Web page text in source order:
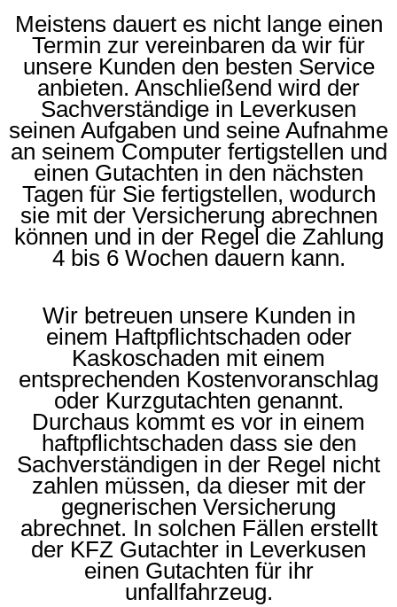
Meistens dauert es nicht lange einen
Termin zur vereinbaren da wir für
unsere Kunden den besten Service
anbieten. Anschließend wird der
Sachverständige in Leverkusen
seinen Aufgaben und seine Aufnahme
an seinem Computer fertigstellen und
einen Gutachten in den nächsten
Tagen für Sie fertigstellen, wodurch
sie mit der Versicherung abrechnen
können und in der Regel die Zahlung
4 bis 6 Wochen dauern kann.
Wir betreuen unsere Kunden in
einem Haftpflichtschaden oder
Kaskoschaden mit einem
entsprechenden Kostenvoranschlag
oder Kurzgutachten genannt.
Durchaus kommt es vor in einem
haftpflichtschaden dass sie den
Sachverständigen in der Regel nicht
zahlen müssen, da dieser mit der
gegnerischen Versicherung
abrechnet. In solchen Fällen erstellt
der KFZ Gutachter in Leverkusen
einen Gutachten für ihr
unfallfahrzeug.